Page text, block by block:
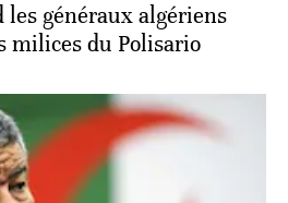
les généraux algériens
milices du Polisario